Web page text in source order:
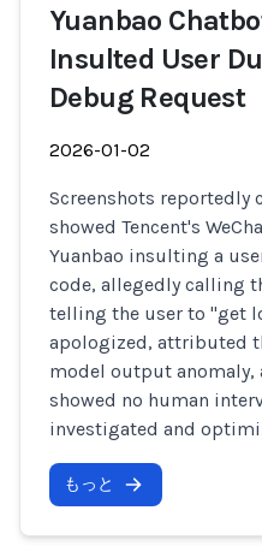
Yuanbao
Insulted User
Debug Request
2026-01-02
Screenshots reportedly
showed Tencent's
Yuanbao insulting a
code, allegedly calling
telling the user to "get
apologized, attributed
model output anomaly,
showed no human
investigated and
もっと